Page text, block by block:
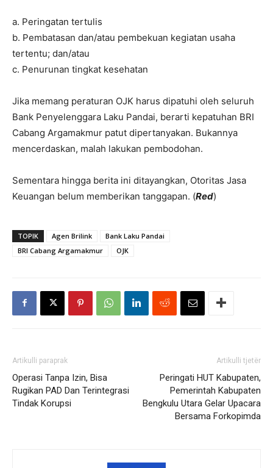
a. Peringatan tertulis
b. Pembatasan dan/atau pembekuan kegiatan usaha
tertentu; dan/atau
c. Penurunan tingkat kesehatan
Jika memang peraturan OJK harus dipatuhi oleh seluruh
Bank Penyelenggara Laku Pandai, berarti kepatuhan BRI
Cabang Argamakmur patut dipertanyakan. Bukannya
mencerdaskan, malah lakukan pembodohan.
Sementara hingga berita ini ditayangkan, Otoritas Jasa
Keuangan belum memberikan tanggapan. (Red)
TOPIK Agen Brilink
Bank Laku Pandai
BRI Cabang Argamakmur
OJK
Artikulli paraprak
Operasi Tanpa Izin, Bisa
Rugikan PAD Dan Terintegrasi
Tindak Korupsi
Artikulli tjetër
Peringati HUT Kabupaten,
Pemerintah Kabupaten
Bengkulu Utara Gelar Upacara
Bersama Forkopimda